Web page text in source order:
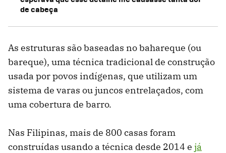
de cabeça
As estruturas são baseadas no bahareque (ou
bareque), uma técnica tradicional de construção
usada por povos indígenas, que utilizam um
sistema de varas ou juncos entrelaçados, com
uma cobertura de barro.
Nas Filipinas, mais de 800 casas foram
construídas usando a técnica desde 2014 e já